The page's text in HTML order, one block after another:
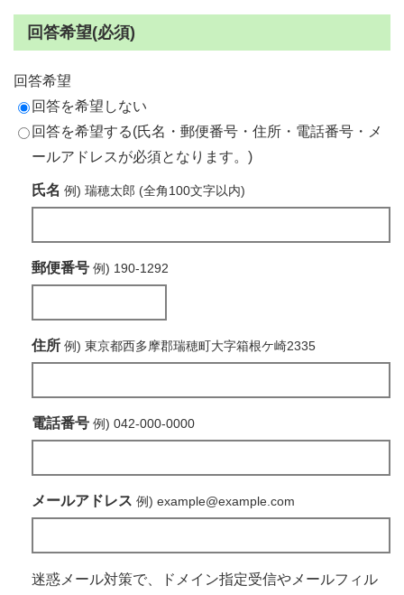
回答希望(必須)
回答希望
回答を希望しない
回答を希望する(氏名・郵便番号・住所・電話番号・メ
ールアドレスが必須となります。)
氏名 例) 瑞穂太郎 (全角100文字以内)
郵便番号 例) 190-1292
住所 例) 東京都西多摩郡瑞穂町大字箱根ケ崎2335
電話番号 例) 042-000-0000
メールアドレス 例) example@example.com
迷惑メール対策で、ドメイン指定受信やメールフィル